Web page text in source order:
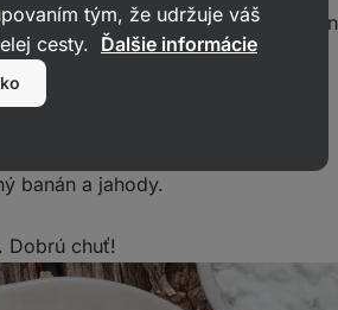
a lievance opekáme z oboch strán
banán a jahody.
Dobrú chuť!
tým, že udržuje váš
cesty. Ďalšie informácie